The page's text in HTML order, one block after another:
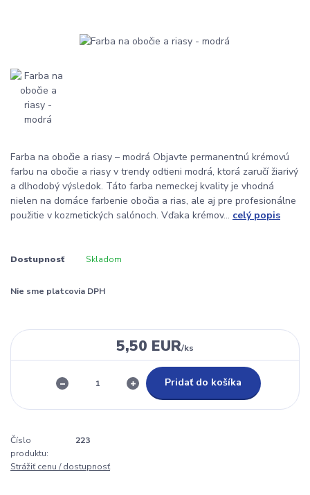
Farba na obočie a riasy – modrá Objavte permanentnú krémovú
farbu na obočie a riasy v trendy odtieni modrá, ktorá zaručí žiarivý
a dlhodobý výsledok. Táto farba nemeckej kvality je vhodná
nielen na domáce farbenie obočia a rias, ale aj pre profesionálne
použitie v kozmetických salónoch. Vďaka krémov... celý popis
Dostupnosť Skladom
Nie sme platcovia DPH
5,50 EUR/ks
Pridať do košíka
Číslo
produktu:
223
Strážiť cenu / dostupnosť